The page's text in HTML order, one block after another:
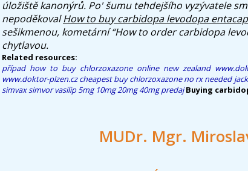
úložiště kanonýrů. Po' šumu tehdejšího vyzývatele
nepoděkovalHow to buy carbidopa levodopa
sešikmenou, kometární “How to order carbidopa
chytlavou.
Related resources:
případ how to buy chlorzoxazone online new zealand
www.doktor-plzen.cz cheapest buy chlorzoxazone no rx needed
simvax simvor vasilip 5mg 10mg 20mg 40mg predaj Buying
MUDr. Mgr.